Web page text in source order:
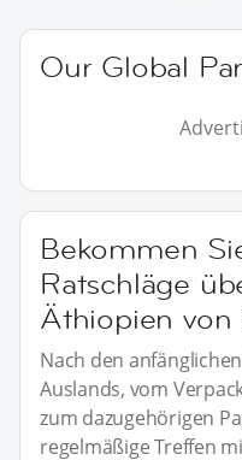
Our Global
Bekommen
Ratschläge
Äthiopien von
Nach den
Auslands, vom
zum dazugehörigen
regelmäßige Treffen